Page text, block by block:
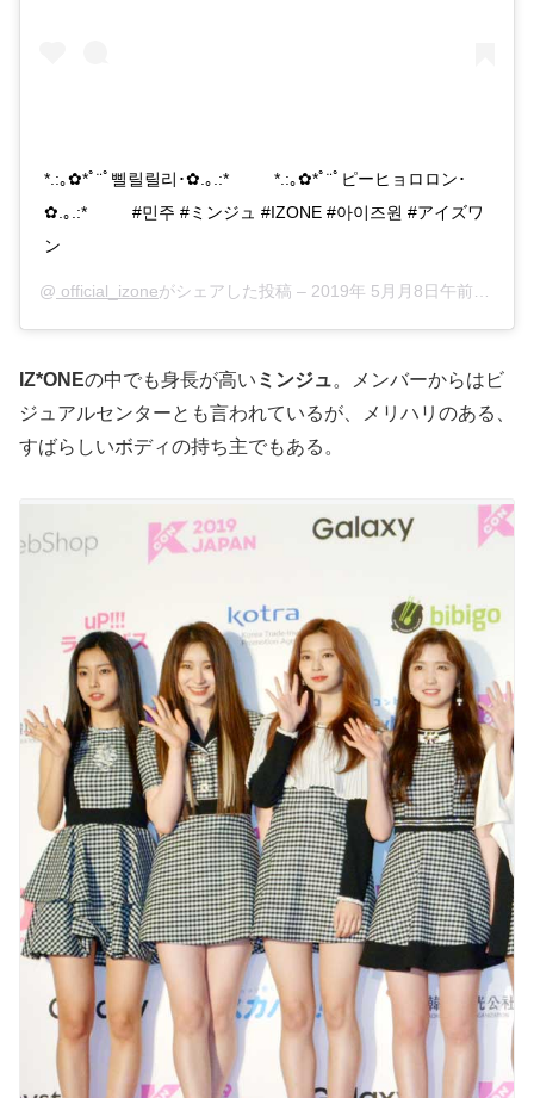
*.:｡✿*ﾟ¨ﾟ삘릴릴리･✿.｡.:* ⠀⠀⠀ *.:｡✿*ﾟ¨ﾟピーヒョロロン･
✿.｡.:* ⠀⠀⠀ #민주 #ミンジュ #IZONE #아이즈원 #アイズワ
ン
@ official_izoneがシェアした投稿 – 2019年 5月月8日午前2時40分PDT
IZ*ONEの中でも身長が高い ミンジュ。メンバーからはビ
ジュアルセンターとも言われているが、メリハリのある、
すばらしいボディの持ち主でもある。